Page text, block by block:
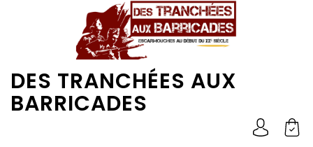
DES TRANCHÉES AUX
BARRICADES